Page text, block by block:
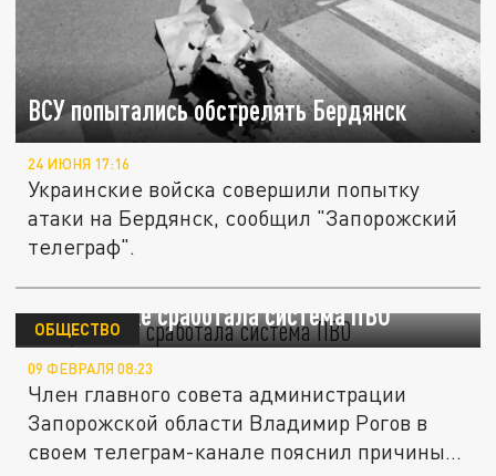
ВСУ попытались обстрелять Бердянск
24 ИЮНЯ 17:16
Украинские войска совершили попытку
атаки на Бердянск, сообщил "Запорожский
телеграф".
В Бердянске сработала система ПВО
ОБЩЕСТВО
09 ФЕВРАЛЯ 08:23
Член главного совета администрации
Запорожской области Владимир Рогов в
своем телеграм-канале пояснил причины...